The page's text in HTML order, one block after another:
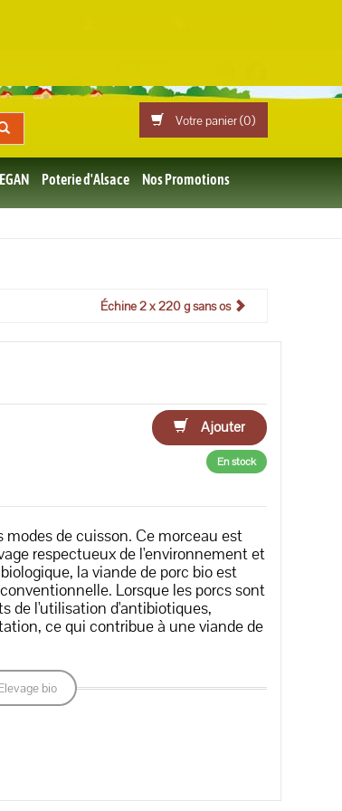
Votre panier (0)
Poterie d'Alsace Nos Promotions
Échine 2 x 220 g sans os
Ajouter
En stock
de cuisson. Ce morceau est
respectueux de l'environnement et
la viande de porc bio est
Lorsque les porcs sont
de l'utilisation d'antibiotiques,
ce qui contribue à une viande de
bio